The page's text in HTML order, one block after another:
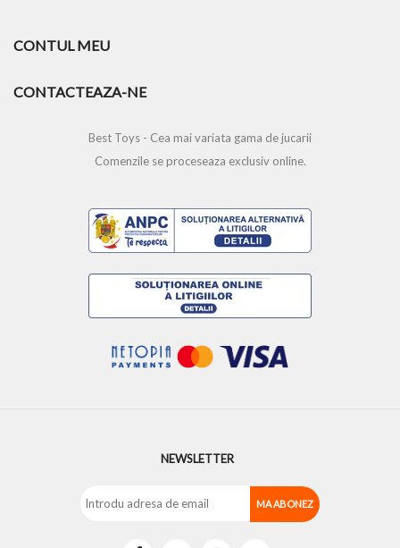
CONTUL MEU
CONTACTEAZA-NE
Best Toys - Cea mai variata gama de jucarii
Comenzile se proceseaza exclusiv online.
NEWSLETTER